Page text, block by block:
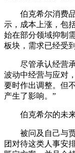
伯克希尔消费品
示，成本上涨，包
始在部分领域抑制
板块，需求已经受
尽管承认经营承
波动中经营与应对
要时作出调整。但
产生了影响。”
伯克希尔的未
被问及自己与贾
团对待这类人事安